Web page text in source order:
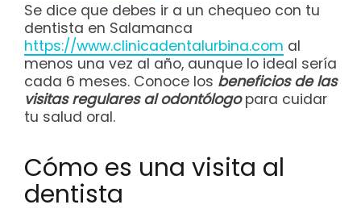
Se dice que debes ir a un chequeo con tu
dentista en Salamanca
https://www.clinicadentalurbina.com al
menos una vez al año, aunque lo ideal sería
cada 6 meses. Conoce los beneficios de las
visitas regulares al odontólogopara cuidar
tu salud oral.
Cómo es una visita al
dentista